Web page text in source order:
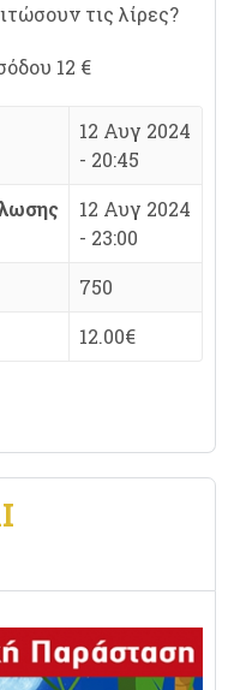
τις λίρες?
12 €
12 Αυγ 2024
- 20:45
12 Αυγ 2024
- 23:00
750
12.00€